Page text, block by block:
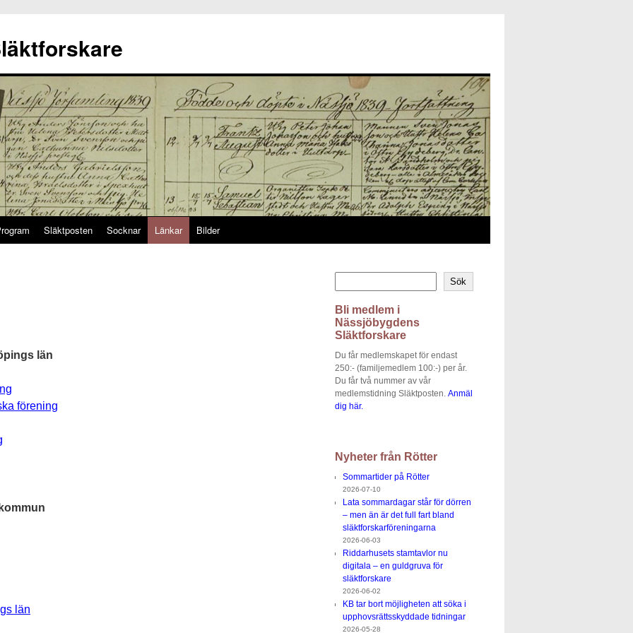
Släktposten Socknar Länkar Bilder
län
förening
län
Sök
Bli medlem i
Nässjöbygdens
Släktforskare
Du får medlemskapet för endast
250:- (familjemedlem 100:-) per år.
Du får två nummer av vår
medlemstidning Släktposten. Anmäl
dig här.
Nyheter från Rötter
Sommartider på Rötter
2026-07-10
Lata sommardagar står för dörren
– men än är det full fart bland
släktforskarföreningarna
2026-06-03
Riddarhusets stamtavlor nu
digitala – en guldgruva för
släktforskare
2026-06-02
KB tar bort möjligheten att söka i
upphovsrättsskyddade tidningar
2026-05-28